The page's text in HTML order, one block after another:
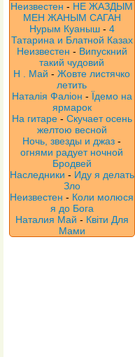
Неизвестен - НЕ ЖАЗДЫМ
МЕН ЖАНЫМ САГАН
Нурым Куаныш - 4
Татарина и Блатной Казах
Неизвестен - Випускний
такий чудовий
Н . Май -Жовте листячко
летить
Наталія Фаліон - Їдемо на
ярмарок
На гитаре - Скучает осень
желтою весной
Ночь, звезды и джаз -
огнями радует ночной
Бродвей
Наследники - Иду я делать
Зло
Неизвестен - Коли молюся
я до Бога
Наталия Май - Квіти Для
Мами